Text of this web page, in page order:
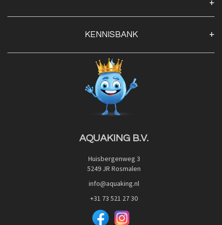
Openingstijden
Contact
Privacy Policy
Veilig betalen met:
KENNISBANK
Blog
Advies
Red Label Filter Series
Nishikigoi-Ô
JPD Japan Pet Design
AQUAKING B.V.
Huisbergenweg 3
5249 JR Rosmalen
info@aquaking.nl
+31 73 521 27 30